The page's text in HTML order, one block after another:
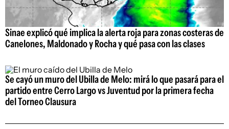
Sinae explicó qué implica la alerta roja para zonas costeras de
Canelones, Maldonado y Rocha y qué pasa con las clases
Se cayó un muro del Ubilla de Melo: mirá lo que pasará para el
partido entre Cerro Largo vs Juventud por la primera fecha
del Torneo Clausura